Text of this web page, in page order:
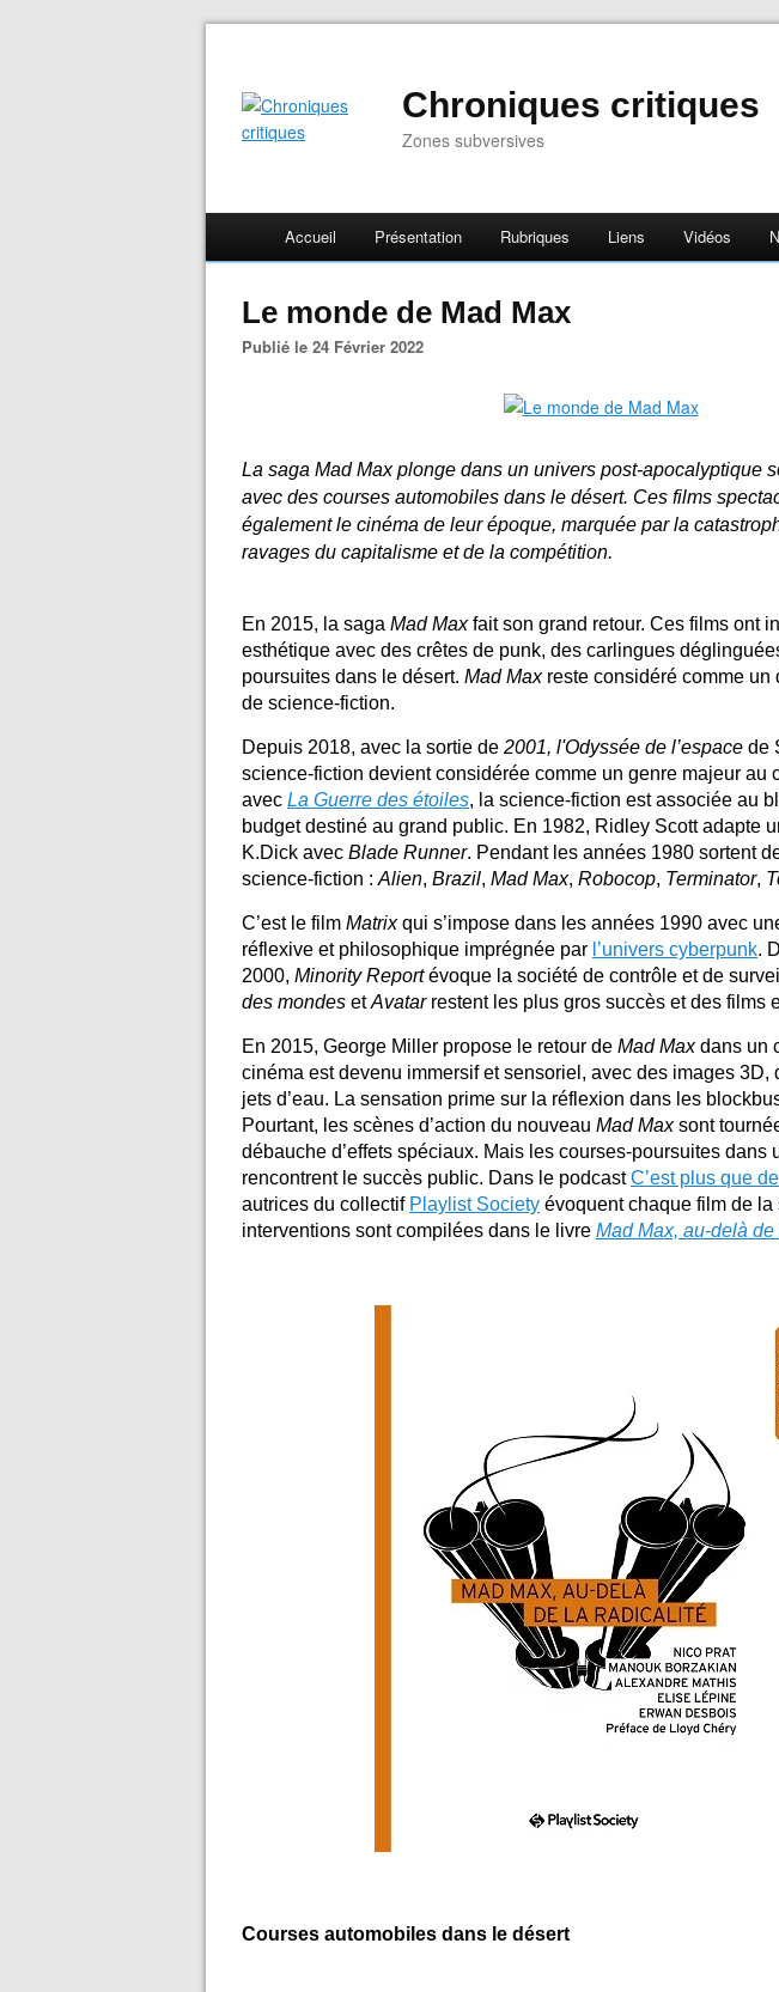
Chroniques critiques
Zones subversives
Accueil Présentation Rubriques Liens Vidéos
Le monde de Mad Max
Publié le 24 Février 2022
La saga Mad Max plonge dans un univers post-apocalyptique
avec des courses automobiles dans le désert. Ces films
également le cinéma de leur époque, marquée par la
ravages du capitalisme et de la compétition.
En 2015, la saga Mad Maxfait son grand retour. Ces films ont
esthétique avec des crêtes de punk, des carlingues
poursuites dans le désert. Mad Maxreste considéré comme un
de science-fiction.
Depuis 2018, avec la sortie de 2001, l'Odyssée de l’espace de
science-fiction devient considérée comme un genre majeur au
avec La Guerre des étoiles, la science-fiction est associée au
budget destiné au grand public. En 1982, Ridley Scott adapte
K.Dick avec Blade Runner. Pendant les années 1980 sortent
science-fiction : Alien, Brazil, Mad Max, Robocop, Terminator,
C’est le film Matrixqui s’impose dans les années 1990 avec
réflexive et philosophique imprégnée par l’univers cyberpunk.
2000, Minority Reportévoque la société de contrôle et de
des mondes etAvatar restent les plus gros succès et des films
En 2015, George Miller propose le retour de Mad Maxdans un
cinéma est devenu immersif et sensoriel, avec des images 3D,
jets d’eau. La sensation prime sur la réflexion dans les
Pourtant, les scènes d’action du nouveau Mad Maxsont
débauche d’effets spéciaux. Mais les courses-poursuites dans
rencontrent le succès public. Dans le podcastC’est plus que
autrices du collectif Playlist Society évoquent chaque film de la
interventions sont compilées dans le livre Mad Max, au-delà
Courses automobiles dans le désert